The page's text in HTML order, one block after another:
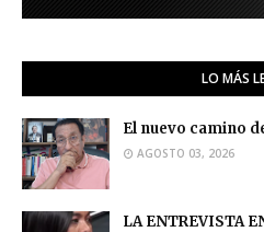
LO MÁS
El nuevo camino
AGOSTO 03, 2026
LA ENTREVISTA